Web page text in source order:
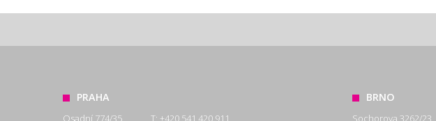
PRAHA
Osadní 774/35 T: +420 541 420 911
BRNO
Sochorova 3262/23